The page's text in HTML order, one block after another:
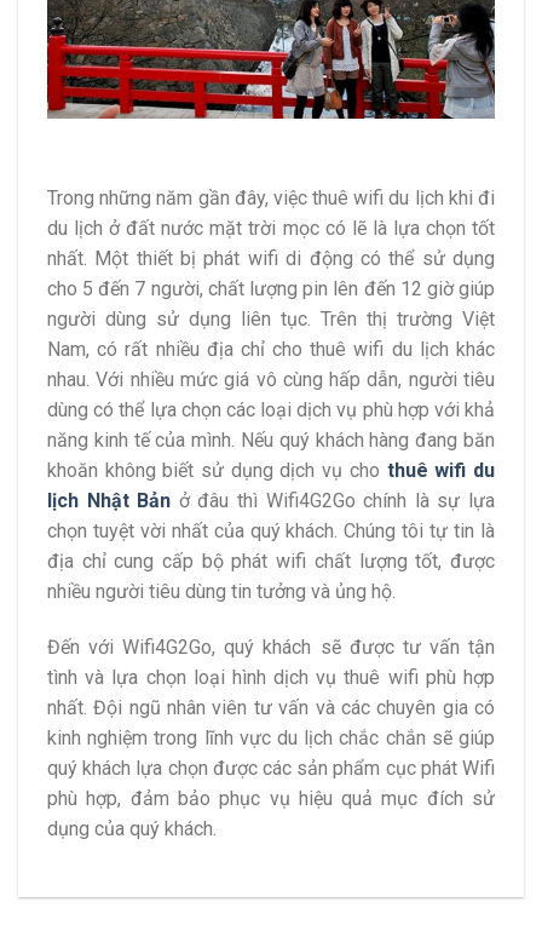
Trong những năm gần đây, việc thuê wifi du lịch khi đi
du lịch ở đất nước mặt trời mọc có lẽ là lựa chọn tốt
nhất. Một thiết bị phát wifi di động có thể sử dụng
cho 5 đến 7 người, chất lượng pin lên đến 12 giờ giúp
người dùng sử dụng liên tục. Trên thị trường Việt
Nam, có rất nhiều địa chỉ cho thuê wifi du lịch khác
nhau. Với nhiều mức giá vô cùng hấp dẫn, người tiêu
dùng có thể lựa chọn các loại dịch vụ phù hợp với khả
năng kinh tế của mình. Nếu quý khách hàng đang băn
khoăn không biết sử dụng dịch vụ cho thuê wifi du
lịch Nhật Bản ở đâu thì Wifi4G2Go chính là sự lựa
chọn tuyệt vời nhất của quý khách. Chúng tôi tự tin là
địa chỉ cung cấp bộ phát wifi chất lượng tốt, được
nhiều người tiêu dùng tin tưởng và ủng hộ.
Đến với Wifi4G2Go, quý khách sẽ được tư vấn tận
tình và lựa chọn loại hình dịch vụ thuê wifi phù hợp
nhất. Đội ngũ nhân viên tư vấn và các chuyên gia có
kinh nghiệm trong lĩnh vực du lịch chắc chắn sẽ giúp
quý khách lựa chọn được các sản phẩm cục phát Wifi
phù hợp, đảm bảo phục vụ hiệu quả mục đích sử
dụng của quý khách.